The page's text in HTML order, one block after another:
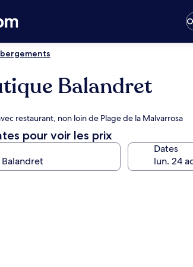
Balandret
restaurant, non loin de Plage de la Malvarrosa
pour voir les prix
Dates